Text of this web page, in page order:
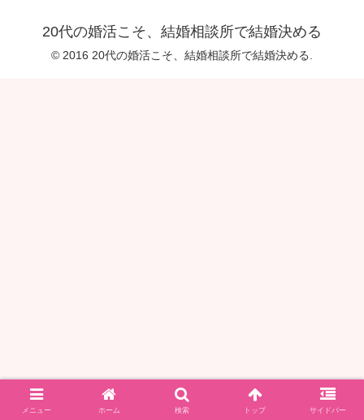
20代の婚活こそ、結婚相談所で結婚決める
© 2016 20代の婚活こそ、結婚相談所で結婚決める.
メニュー ホーム 検索 トップ サイドバー